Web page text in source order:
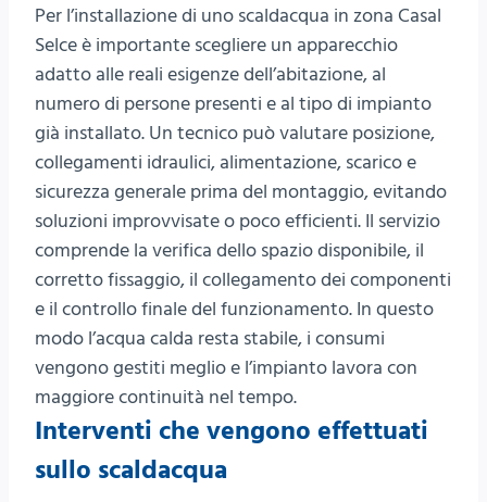
Per l’installazione di uno scaldacqua in zona Casal
Selce è importante scegliere un apparecchio
adatto alle reali esigenze dell’abitazione, al
numero di persone presenti e al tipo di impianto
già installato. Un tecnico può valutare posizione,
collegamenti idraulici, alimentazione, scarico e
sicurezza generale prima del montaggio, evitando
soluzioni improvvisate o poco efficienti. Il servizio
comprende la verifica dello spazio disponibile, il
corretto fissaggio, il collegamento dei componenti
e il controllo finale del funzionamento. In questo
modo l’acqua calda resta stabile, i consumi
vengono gestiti meglio e l’impianto lavora con
maggiore continuità nel tempo.
Interventi che vengono effettuati
sullo scaldacqua